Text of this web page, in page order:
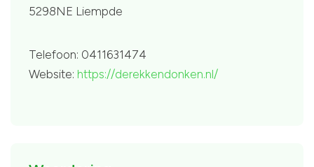
5298NE Liempde
Telefoon: 0411631474
Website: https://derekkendonken.nl/